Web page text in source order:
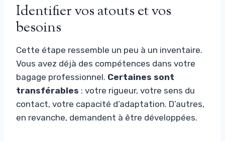
Identifier vos atouts et vos
besoins
Cette étape ressemble un peu à un inventaire.
Vous avez déjà des compétences dans votre
bagage professionnel. Certaines sont
transférables : votre rigueur, votre sens du
contact, votre capacité d’adaptation. D’autres,
en revanche, demandent à être développées.